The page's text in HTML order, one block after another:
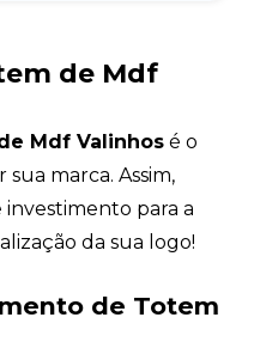
de Mdf
Mdf Valinhos é o
marca. Assim,
para a
da sua logo!
de Totem